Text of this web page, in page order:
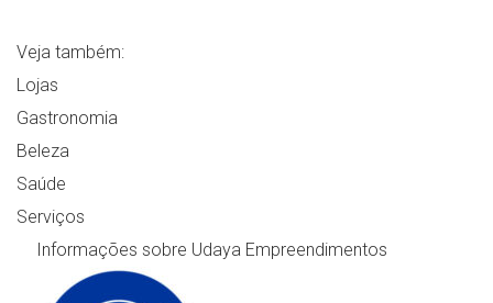
Veja também:
Lojas
Gastronomia
Beleza
Saúde
Serviços
Informações sobre Udaya Empreendimentos